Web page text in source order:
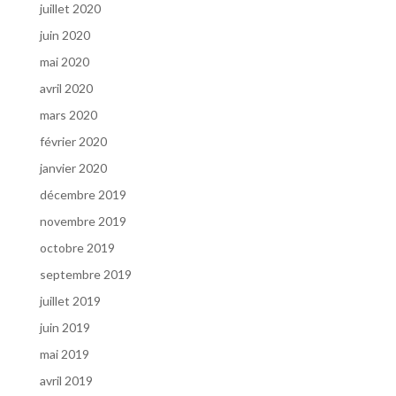
juillet 2020
juin 2020
mai 2020
avril 2020
mars 2020
février 2020
janvier 2020
décembre 2019
novembre 2019
octobre 2019
septembre 2019
juillet 2019
juin 2019
mai 2019
avril 2019